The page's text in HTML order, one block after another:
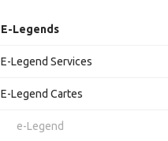
E-Legends
E-Legend Services
E-Legend Cartes
e-Legend